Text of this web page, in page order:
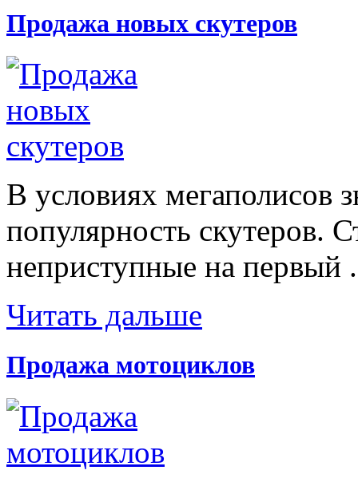
Продажа новых скутеров
В условиях мегаполисов
популярность скутеров.
неприступные на первый
Читать дальше
Продажа мотоциклов